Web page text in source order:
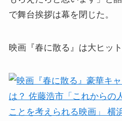
で舞台挨拶は幕を閉じた。
映画『春に散る』は大ヒット